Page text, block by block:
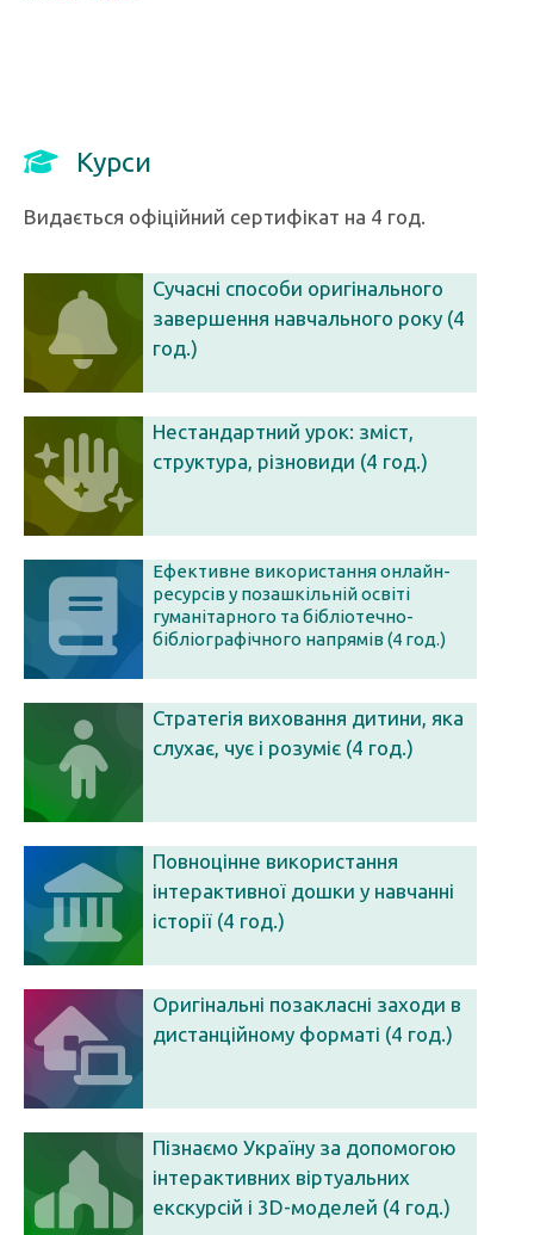
Курси
Видається офіційний сертифікат на 4 год.
Сучасні способи оригінального
завершення навчального року (4
год.)
Нестандартний урок: зміст,
структура, різновиди (4 год.)
Ефективне використання онлайн-
ресурсів у позашкільній освіті
гуманітарного та бібліотечно-
бібліографічного напрямів (4 год.)
Стратегія виховання дитини, яка
слухає, чує і розуміє (4 год.)
Повноцінне використання
інтерактивної дошки у навчанні
історії (4 год.)
Оригінальні позакласні заходи в
дистанційному форматі (4 год.)
Пізнаємо Україну за допомогою
інтерактивних віртуальних
екскурсій і 3D-моделей (4 год.)